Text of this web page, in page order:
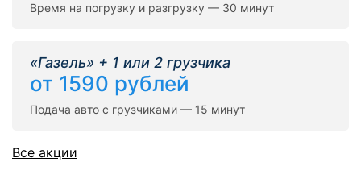
Время на погрузку и разгрузку — 30 минут
«Газель» + 1 или 2 грузчика
от 1590 рублей
Подача авто с грузчиками — 15 минут
Все акции